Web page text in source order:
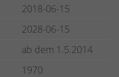
2018-06-15
2028-06-15
ab dem 1.5.2014
1970